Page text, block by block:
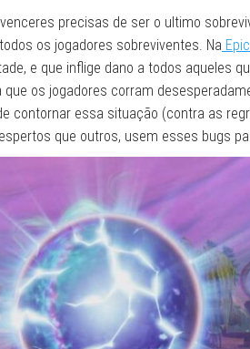
precisas de ser o ultimo
os jogadores sobreviventes. Na
e que inflige dano a todos aqueles
os jogadores corram
contornar essa situação (contra as
que outros, usem esses bugs